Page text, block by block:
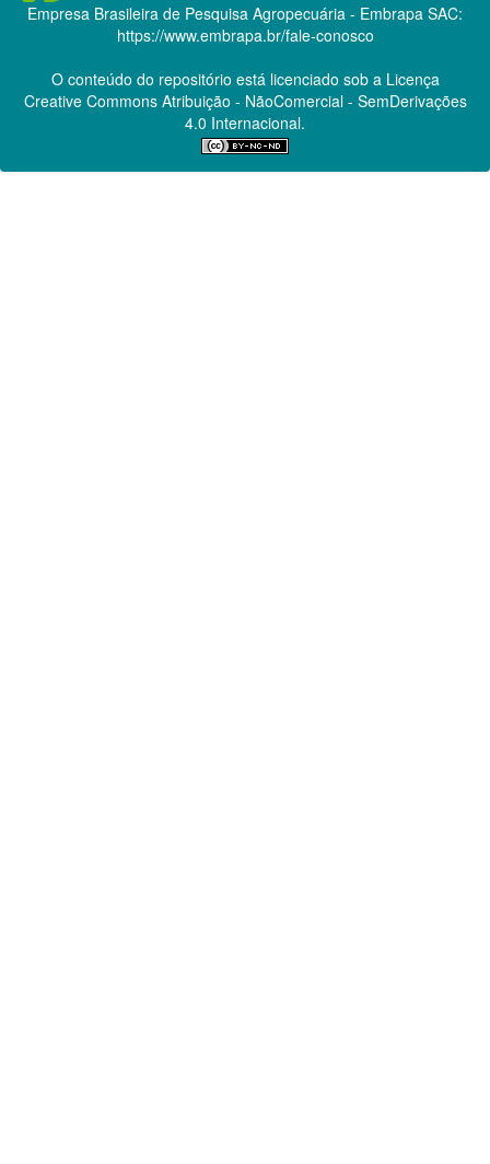
Empresa Brasileira de Pesquisa Agropecuária - Embrapa SAC:
https://www.embrapa.br/fale-conosco
O conteúdo do repositório está licenciado sob a Licença
Creative CommonsAtribuição - NãoComercial - SemDerivações
4.0 Internacional.